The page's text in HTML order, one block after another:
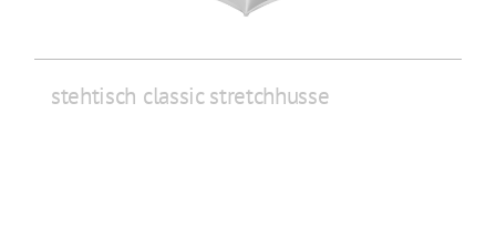
stehtisch classic stretchhusse